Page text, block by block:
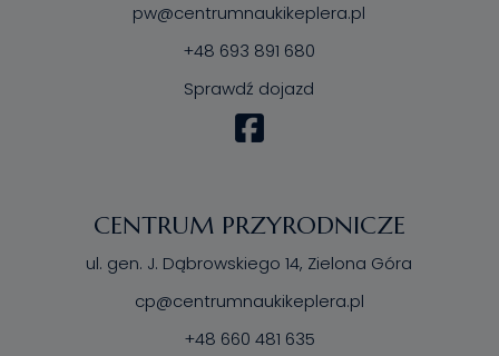
pw@centrumnaukikeplera.pl
+48 693 891 680
Sprawdź dojazd
CENTRUM PRZYRODNICZE
ul. gen. J. Dąbrowskiego 14, Zielona Góra
cp@centrumnaukikeplera.pl
+48 660 481 635